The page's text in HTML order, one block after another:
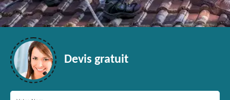
Devis gratuit